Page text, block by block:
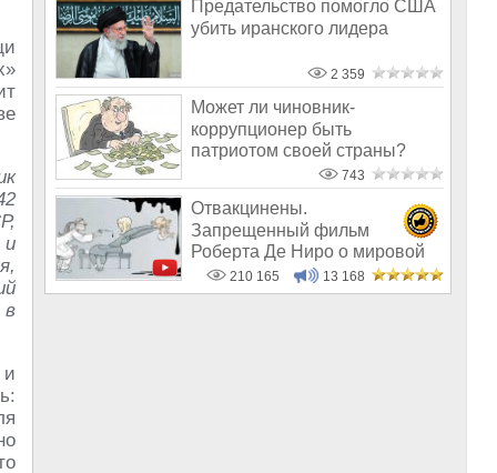
и
в
и
Предательство помогло США
убить иранского лидера
2 359
Может ли чиновник-
коррупционер быть
патриотом своей страны?
743
Отвакцинены.
Запрещенный фильм
Роберта Де Ниро о мировой
афере с вакцинами
210 165 13 168